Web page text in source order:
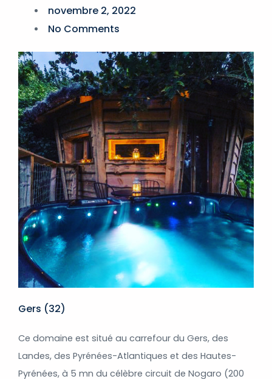
novembre 2, 2022
No Comments
Gers (32)
Ce domaine est situé au carrefour du Gers, des
Landes, des Pyrénées-Atlantiques et des Hautes-
Pyrénées, à 5 mn du célèbre circuit de Nogaro (200